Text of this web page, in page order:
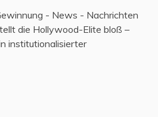
- News - Nachrichten
die Hollywood-Elite bloß –
institutionalisierter